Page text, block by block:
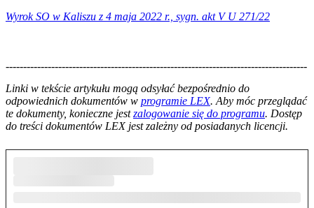
Wyrok SO w Kaliszu z 4 maja 2022 r., sygn. akt V U 271/22
--------------------------------------------------------------------------------------
Linki w tekście artykułu mogą odsyłać bezpośrednio do
odpowiednich dokumentów w programie LEX. Aby móc przeglądać
te dokumenty, konieczne jestzalogowanie się do programu. Dostęp
do treści dokumentów LEX jest zależny od posiadanych licencji.